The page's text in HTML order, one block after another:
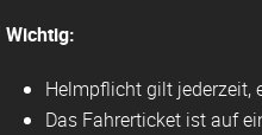
Wichtig:
Helmpflicht gilt jederzeit,
Das Fahrerticket ist auf